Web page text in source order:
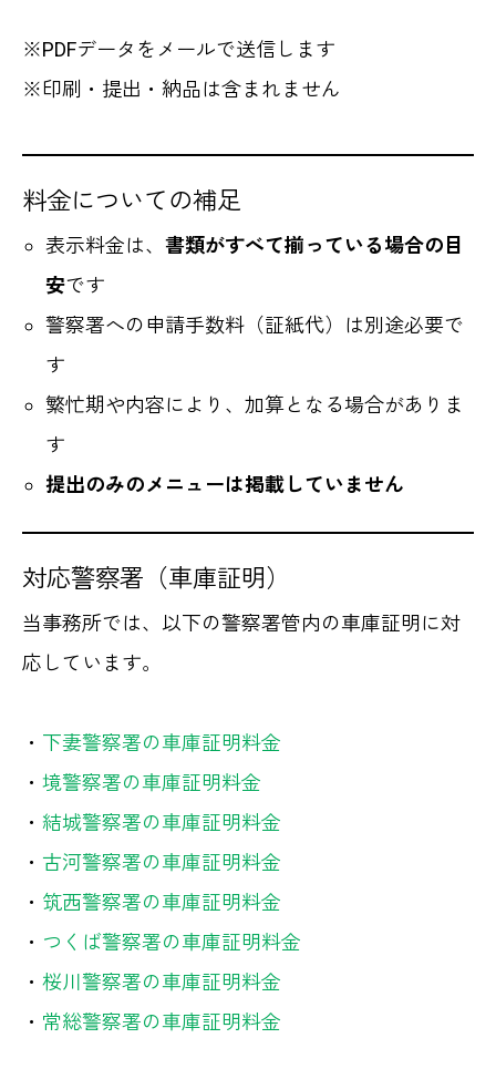
※PDFデータをメールで送信します
※印刷・提出・納品は含まれません
料金についての補足
表示料金は、 書類がすべて揃っている場合の目
安です
警察署への申請手数料（証紙代）は別途必要で
す
繁忙期や内容により、加算となる場合がありま
す
提出のみのメニューは掲載していません
対応警察署（車庫証明）
当事務所では、以下の警察署管内の車庫証明に対
応しています。
・ 下妻警察署の車庫証明料金
・ 境警察署の車庫証明料金
・ 結城警察署の車庫証明料金
・ 古河警察署の車庫証明料金
・ 筑西警察署の車庫証明料金
・ つくば警察署の車庫証明料金
・ 桜川警察署の車庫証明料金
・ 常総警察署の車庫証明料金